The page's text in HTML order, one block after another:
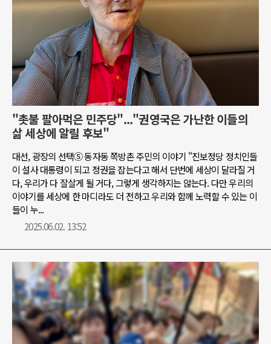
"촛불 팔아먹은 민주당"..."권영국은 가난한 이들의
삶 세상에 알릴 후보"
대선, 광장의 선택⑤ 동자동 쪽방촌 주민의 이야기 "진보정당 정치인들
이 설사 대통령이 되고 정권을 잡는다고 해서 단번에 세상이 달라질 거
다, 우리가 다 잘살게 될 거다, 그렇게 생각하지는 않는다. 다만 우리의
이야기를 세상에 한 마디라도 더 전하고 우리와 함께 노력할 수 있는 이
들이 누...
2025.06.02. 13:52